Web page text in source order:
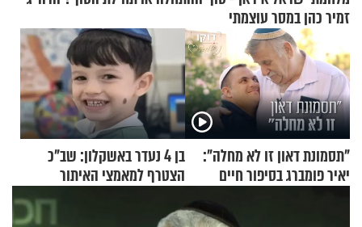
זמיר כהן במסר עוצמתי
"תסמונת דאון זו לא מחלה":
יאיר פומברג בסיפור חיים
בן 4 נעדר באשקלון: שב"כ
הצטרף למאמצי האיתור